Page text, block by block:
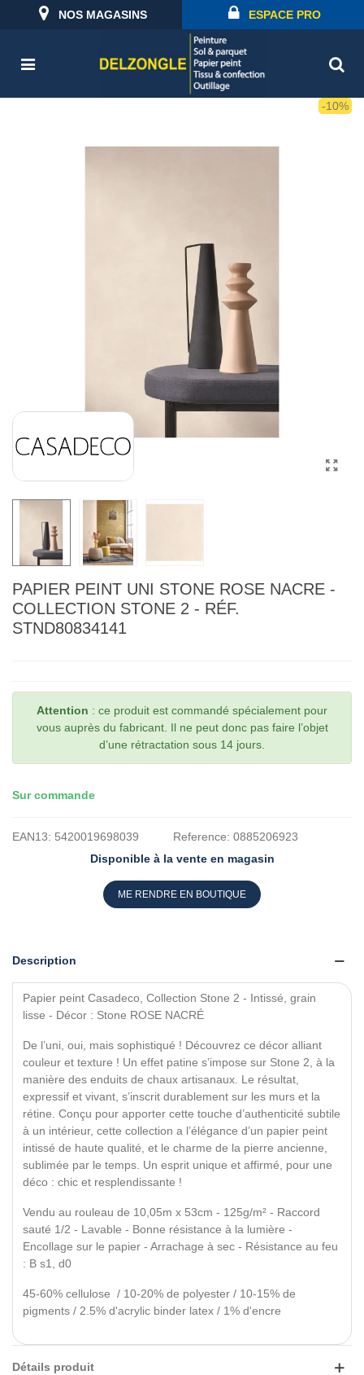
NOS MAGASINS ESPACE PRO
-10%
PAPIER PEINT UNI STONE ROSE NACRE -
COLLECTION STONE 2 - RÉF.
STND80834141
Attention : ce produit est commandé spécialement pour
vous auprès du fabricant. Il ne peut donc pas faire l’objet
d’une rétractation sous 14 jours.
Sur commande
EAN13: 5420019698039 Reference: 0885206923
Disponible à la vente en magasin
ME RENDRE EN BOUTIQUE
Description
Papier peint Casadeco, Collection Stone 2 - Intissé, grain
lisse - Décor : Stone ROSE NACRÉ
De l’uni, oui, mais sophistiqué ! Découvrez ce décor alliant
couleur et texture ! Un effet patine s’impose sur Stone 2, à la
manière des enduits de chaux artisanaux. Le résultat,
expressif et vivant, s’inscrit durablement sur les murs et la
rétine. Conçu pour apporter cette touche d’authenticité subtile
à un intérieur, cette collection a l’élégance d’un papier peint
intissé de haute qualité, et le charme de la pierre ancienne,
sublimée par le temps. Un esprit unique et affirmé, pour une
déco : chic et resplendissante !
Vendu au rouleau de 10,05m x 53cm - 125g/m² - Raccord
sauté 1/2 - Lavable - Bonne résistance à la lumière -
Encollage sur le papier - Arrachage à sec - Résistance au feu
: B s1, d0
45-60% cellulose / 10-20% de polyester / 10-15% de
pigments / 2.5% d'acrylic binder latex / 1% d'encre
Détails produit